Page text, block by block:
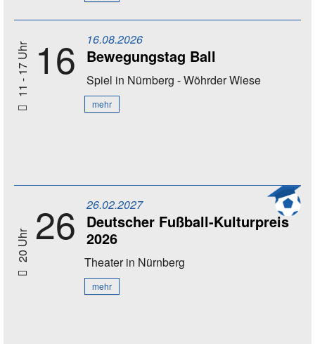
11 - 17 Uhr 16 16.08.2026
Bewegungstag Ball
Spiel in Nürnberg - Wöhrder Wiese
mehr
20 Uhr 26 26.02.2027
Deutscher Fußball-Kulturpreis
2026
Theaterin Nürnberg
mehr